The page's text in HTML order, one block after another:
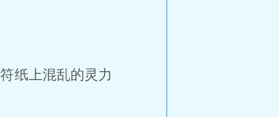
纸上混乱的灵力